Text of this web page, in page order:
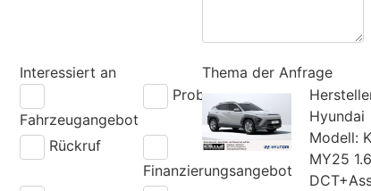
Interessiert an
Fahrzeugangebot
Probefahrt
Rückruf
Finanzierungsangebot
Thema der Anfrage
Hyundai
Modell:
MY25